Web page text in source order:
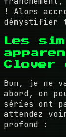
! Alors
démystifier
Les
Clover
Bon, je ne
abord, on
séries ont
attendez
profond :